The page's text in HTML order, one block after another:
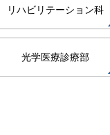
リハビリテーション科
光学医療診療部